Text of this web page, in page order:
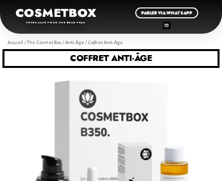
COSMETBOX
VOTRE ALLIÉ POUR UNE BELLE PEAU
PARLER VIA WHATSAPP
Accueil /The Cosmet Box/Anti-Âge / Coffret Anti-Âge
COFFRET ANTI-ÂGE